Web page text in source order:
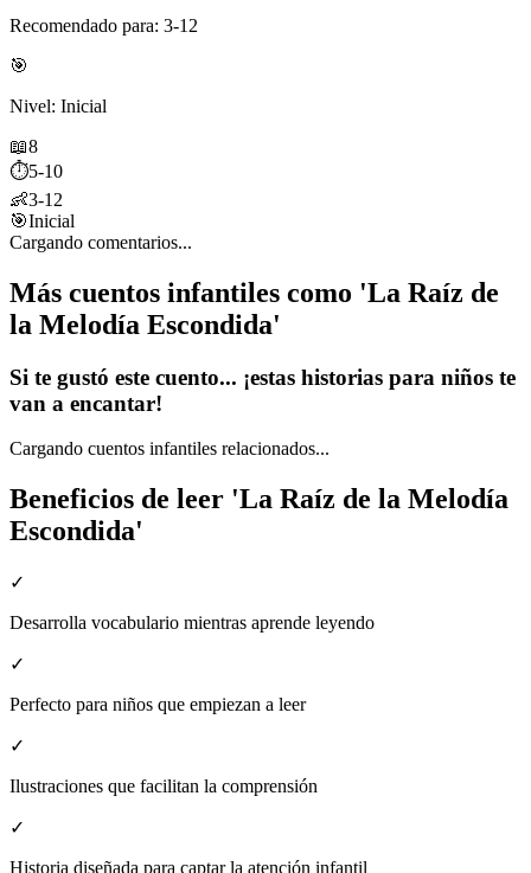
Recomendado para: 3-12
🎯
Nivel: Inicial
📖8
⏱️5-10
👶3-12
🎯Inicial
Cargando comentarios...
Más cuentos infantiles como 'La Raíz de
la Melodía Escondida'
Si te gustó este cuento... ¡estas historias para niños te
van a encantar!
Cargando cuentos infantiles relacionados...
Beneficios de leer 'La Raíz de la Melodía
Escondida'
✓
Desarrolla vocabulario mientras aprende leyendo
✓
Perfecto para niños que empiezan a leer
✓
Ilustraciones que facilitan la comprensión
✓
Historia diseñada para captar la atención infantil